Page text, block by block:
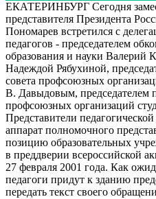
ЕКАТЕРИНБУРГ Сегодня
представителя Президента
Пономарев встретился с
педагогов - председателем
образования и науки Валерий
Надеждой Рябухиной,
совета профсоюзных
В. Давыдовым, председателем
профсоюзных организаций
Представители
аппарат полномочного
позицию образовательных
в преддверии всероссийской
27 февраля 2001 года. Как
педагоги придут к зданию
передать текст своего